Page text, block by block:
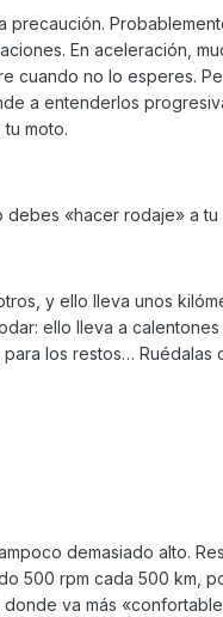
precaución.
En aceleración,
cuando no lo esperes.
a entenderlos
moto.
«hacer rodaje» a tu
y ello lleva unos
ello lleva a
los restos… Ruédalas
demasiado alto.
500 rpm cada 500 km,
va más